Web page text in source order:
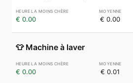
€ 0.00 € 0.00
👕 Machine à laver
€ 0.00 € 0.01